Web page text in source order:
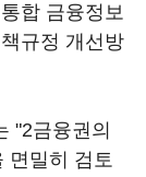
합 금융정보
규정 개선방
"2금융권의
면밀히 검토